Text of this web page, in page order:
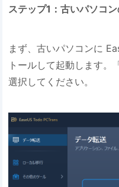
ステップ1：古いパソコ
まず、古いパソコンに
トールして起動します
選択してください。